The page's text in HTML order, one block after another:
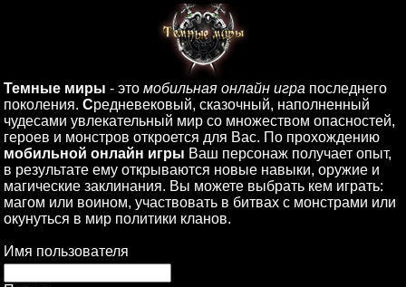
Темные миры - это мобильная онлайн игра последнего
поколения. Средневековый, сказочный, наполненный
чудесами увлекательный мир со множеством опасностей,
героев и монстров откроется для Вас. По прохождению
мобильной онлайн игры Ваш персонаж получает опыт,
в результате ему открываются новые навыки, оружие и
магические заклинания. Вы можете выбрать кем играть:
магом или воином, участвовать в битвах с монстрами или
окунуться в мир политики кланов.
Имя пользователя